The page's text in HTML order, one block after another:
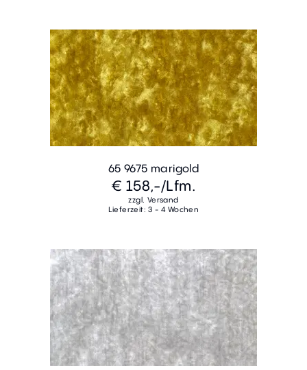
65 9675 marigold
€ 158,-/Lfm.
zzgl. Versand
Lieferzeit: 3 - 4 Wochen